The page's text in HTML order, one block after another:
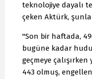
teknolojiye dayalı
çeken Aktürk,
"Son bir haftada,
bugüne kadar
geçmeye
443 olmuş,